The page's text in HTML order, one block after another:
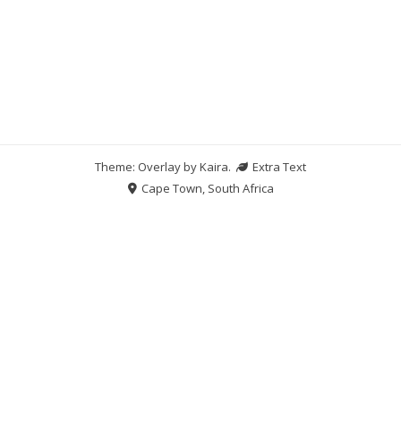
Theme: Overlay byKaira.
Extra Text
Cape Town, South Africa